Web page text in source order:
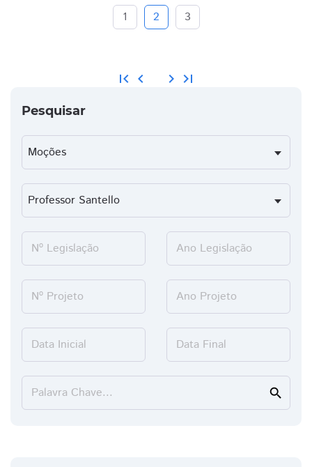
first_page chevron_left
1 2 3
chevron_right last_page
Pesquisar
Nº Legislação Ano Legislação
Nº Projeto Ano Projeto
Data Inicial Data Final
Palavra Chave... search